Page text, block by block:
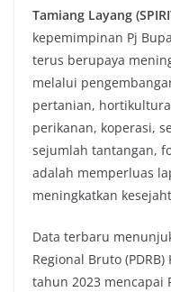
Tamiang Layang
kepemimpinan Pj
terus berupaya
melalui
pertanian,
perikanan, koperasi,
sejumlah tantangan,
adalah memperluas
meningkatkan
Data terbaru
Regional Bruto
tahun 2023 mencapai